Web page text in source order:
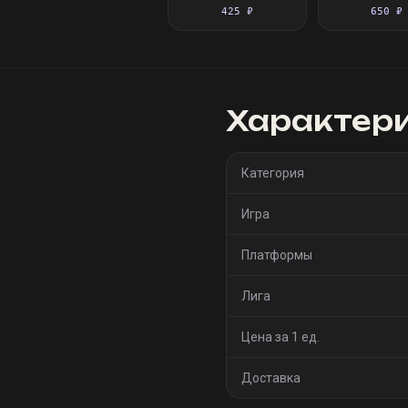
флакон
425 ₽ 650 ₽
Категория
Игра
Платформы
Лига
Цена за 1 ед.
Доставка